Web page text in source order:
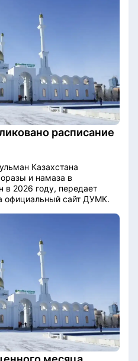
расписание
Казахстана
и намаза в
2026 году, передает
официальный сайт ДУМК.